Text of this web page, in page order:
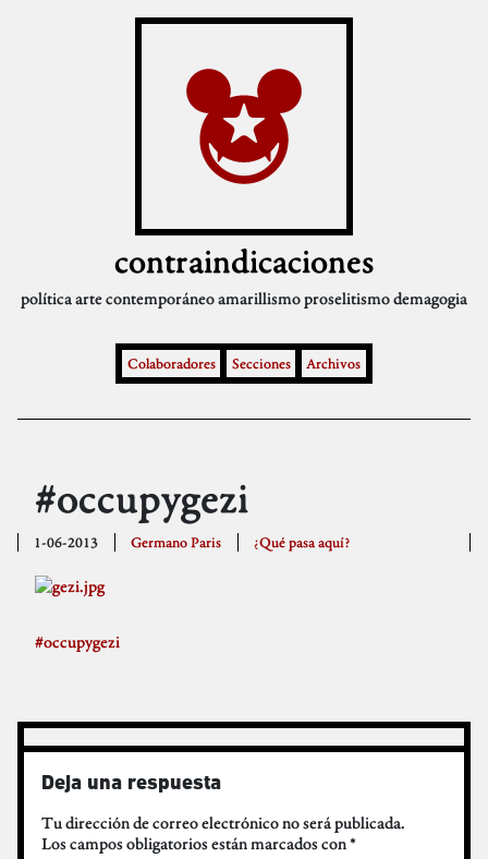
contraindicaciones
políticaarte contemporáneoamarillismoproselitismodemagogia
Colaboradores Secciones Archivos
#occupygezi
1-06-2013 Germano Paris ¿Qué pasa aquí?
#occupygezi
Deja una respuesta
Tu dirección de correo electrónico no será publicada.
Los campos obligatorios están marcados con*